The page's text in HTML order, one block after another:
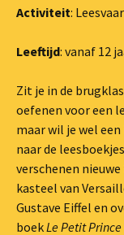
Activiteit:
Leeftijd: vanaf 12
Zit je in de
oefenen voor een
maar wil je wel
naar de
verschenen
kasteel van
Gustave Eiffel en
boekLe Petit Prince